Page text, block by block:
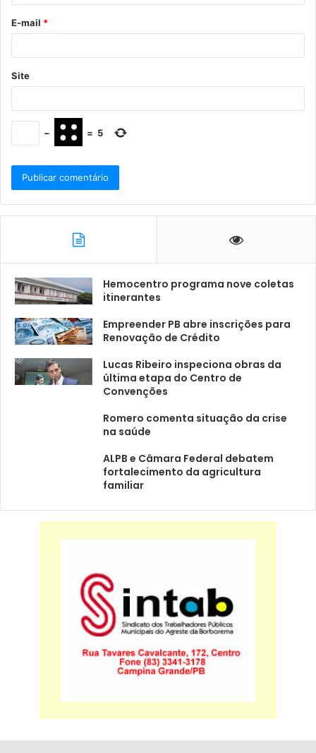
E-mail *
Site
− = 5
Hemocentro programa nove coletas
itinerantes
Empreender PB abre inscrições para
Renovação de Crédito
Lucas Ribeiro inspeciona obras da
última etapa do Centro de
Convenções
Romero comenta situação da crise
na saúde
ALPB e Câmara Federal debatem
fortalecimento da agricultura
familiar